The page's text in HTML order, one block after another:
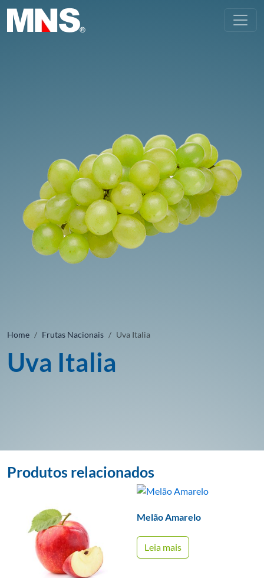
Home Frutas Nacionais Uva Italia
Uva Italia
Produtos relacionados
Melão Amarelo
Leia mais